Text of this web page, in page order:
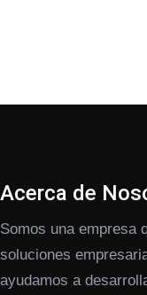
Acerca de
Somos una empresa
soluciones
ayudamos a